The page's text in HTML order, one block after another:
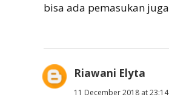
bisa ada pemasukan
Riawani Elyta
11 December 2018 at 23:14